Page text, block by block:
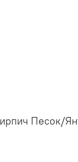
Песок/